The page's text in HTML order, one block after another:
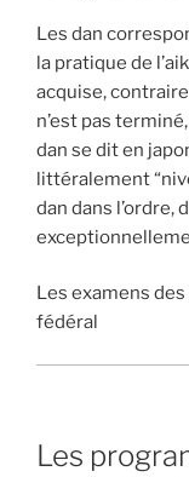
Les dan
la pratique de
acquise,
n’est pas
dan se dit en
littéralement
dan dans l’ordre,
Les examens
fédéral
Les